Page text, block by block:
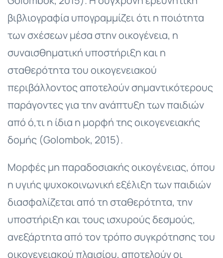
βιβλιογραφία υπογραμμίζει ότι η ποιότητα
των σχέσεων μέσα στην οικογένεια, η
συναισθηματική υποστήριξη και η
σταθερότητα του οικογενειακού
περιβάλλοντος αποτελούν σημαντικότερους
παράγοντες για την ανάπτυξη των παιδιών
από ό,τι η ίδια η μορφή της οικογενειακής
δομής (Golombok, 2015).
Μορφές μη παραδοσιακής οικογένειας, όπου
η υγιής ψυχοκοινωνική εξέλιξη των παιδιών
διασφαλίζεται από τη σταθερότητα, την
υποστήριξη και τους ισχυρούς δεσμούς,
ανεξάρτητα από τον τρόπο συγκρότησης του
οικογενειακού πλαισίου, αποτελούν οι